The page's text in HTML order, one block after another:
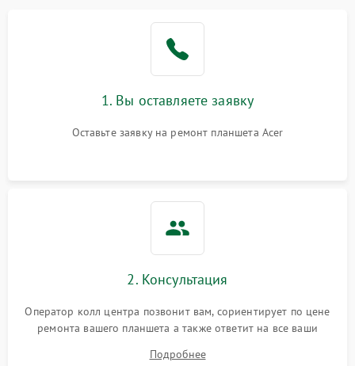
1. Вы оставляете заявку
Оставьте заявку на ремонт планшета Acer
2. Консультация
Оператор колл центра позвонит вам, сориентирует по цене
ремонта вашего планшета а также ответит на все ваши
Подробнее